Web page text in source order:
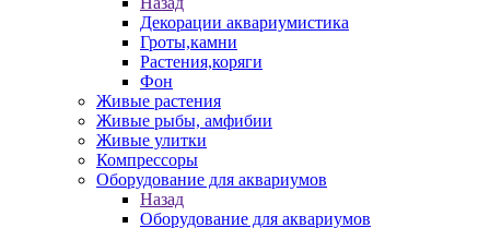
Декорации аквариумистика
Гроты,камни
Растения,коряги
Фон
Живые растения
Живые рыбы, амфибии
Живые улитки
Компрессоры
Оборудование для аквариумов
Назад
Оборудование для аквариумов